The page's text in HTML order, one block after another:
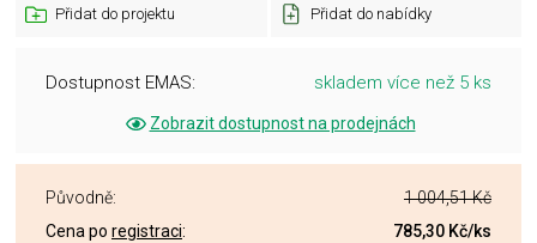
Přidat do projektu Přidat do nabídky
Dostupnost EMAS: skladem více než 5 ks
Zobrazit dostupnost na prodejnách
Původně:
1 004,51 Kč
Cena po registraci: 785,30 Kč/ks